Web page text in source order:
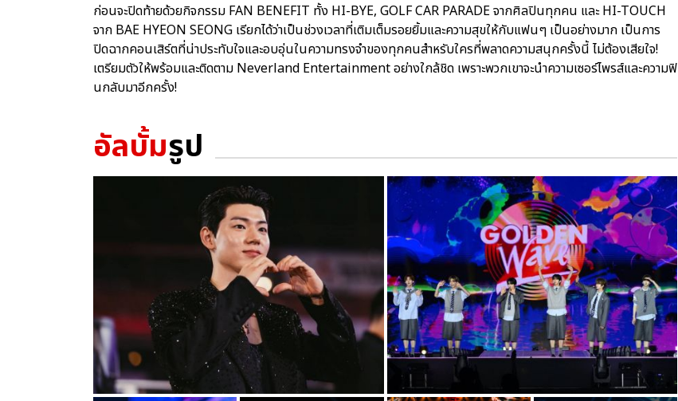
ก่อนจะปิดท้ายด้วยกิจกรรม FAN BENEFIT ทั้ง HI-BYE, GOLF CAR PARADE จากศิลปินทุกคน และ HI-TOUCH
จาก BAE HYEON SEONG เรียกได้ว่าเป็นช่วงเวลาที่เติมเต็มรอยยิ้มและความสุขให้กับแฟนๆ เป็นอย่างมาก เป็นการ
ปิดฉากคอนเสิร์ตที่น่าประทับใจและอบอุ่นในความทรงจำของทุกคนสำหรับใครที่พลาดความสนุกครั้งนี้ ไม่ต้องเสียใจ!
เตรียมตัวให้พร้อมและติดตาม Neverland Entertainment อย่างใกล้ชิด เพราะพวกเขาจะนำความเซอร์ไพรส์และความฟิ
นกลับมาอีกครั้ง!
อัลบั้มรูป